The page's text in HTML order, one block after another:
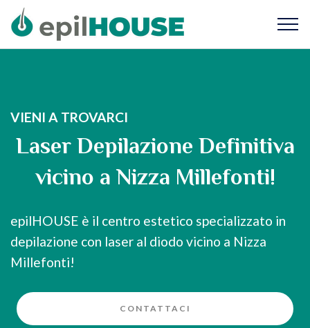
VIENI A TROVARCI
Laser Depilazione Definitiva
vicino a Nizza Millefonti!
epilHOUSE è il centro estetico specializzato in
depilazione con laser al diodo vicino a Nizza
Millefonti!
CONTATTACI